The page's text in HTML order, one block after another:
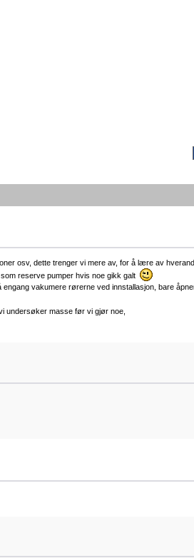
osv, dette trenger vi mere av, for å lære av
reserve pumper hvis noe gikk galt
vakumere rørerne ved innstallasjon, bare
undersøker masse før vi gjør noe,